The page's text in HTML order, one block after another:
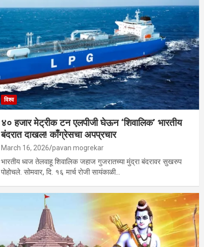
विश्व
४० हजार मेट्रीक टन एलपीजी घेऊन ‘शिवालिक’ भारतीय
बंदरात दाखल! काँग्रेसचा अपप्रचार
March 16, 2026 pavan mogrekar
भारतीय ध्वज तेलवाहू शिवालिक जहाज गुजरातच्या मुंद्रा बंदरावर सुखरुप
पोहोचले. सोमवार, दि. १६ मार्च रोजी सायंकाळी…